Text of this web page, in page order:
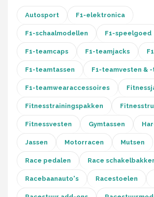
Red Bull
Carrera
Hot Wheels
Ferrari
Thrustmaster
Next Level Racing
Oracle Red Bull Racing
Playseat®
Autosport F1-elektronica
F1-schaalmodellen F1-speelgoed
F1-teamcaps F1-teamjacks
F1-teamtassen F1-teamvesten &
F1-teamwearaccessoires
Fitnesstrainingspakken
Fitnessvesten Gymtassen
Jassen Motorracen Mutsen
Race pedalen Race
Racebaanauto's Racestoelen